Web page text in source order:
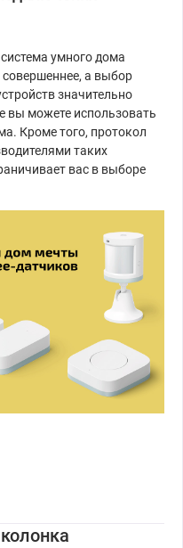
умного дома
а выбор
значительно
вы можете использовать
Кроме того, протокол
таких
вас в выборе